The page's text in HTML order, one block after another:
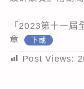
「2023第十一屆
章
下載
Post Views: